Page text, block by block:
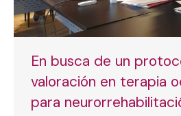
En busca de un
valoración en terapia
para